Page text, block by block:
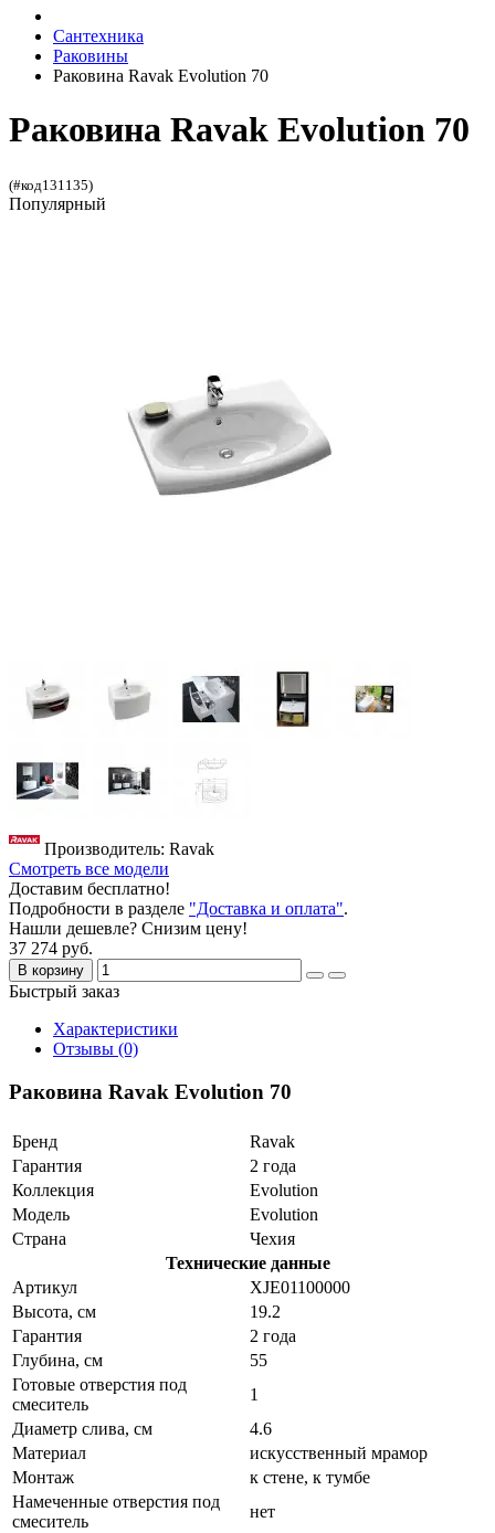
Сантехника
Раковины
Раковина Ravak Evolution 70
Раковина Ravak Evolution 70
(#код131135)
Популярный
Производитель: Ravak
Смотреть все модели
Доставим бесплатно!
Подробности в разделе "Доставка и оплата".
Нашли дешевле? Снизим цену!
37 274 руб.
В корзину
Быстрый заказ
Характеристики
Отзывы (0)
Раковина Ravak Evolution 70
Бренд
Ravak
Гарантия
2 года
Коллекция
Evolution
Модель
Evolution
Страна
Чехия
Технические данные
Артикул
XJE01100000
Высота, см
19.2
Гарантия
2 года
Глубина, см
55
Готовые отверстия под
смеситель
1
Диаметр слива, см
4.6
Материал
искусственный мрамор
Монтаж
к стене, к тумбе
Намеченные отверстия под
смеситель
нет